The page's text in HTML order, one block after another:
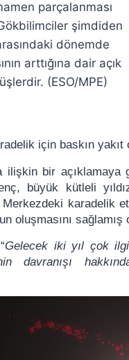
parçalanması
şimdiden
dönemde
arttığına dair açık
(ESO/MPE)
için baskın yakıt
ilişkin bir
büyük kütleli
Merkezdeki karadelik
oluşmasını sağlamış
Gelecek iki yıl çok
davranışı